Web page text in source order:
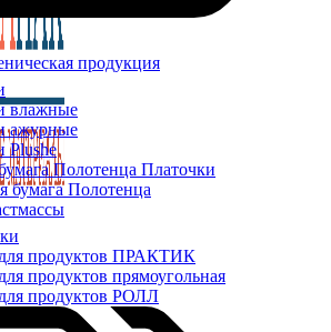
продукция
влажные
ажурные
Plushe
Полотенца Платочки
бумага Полотенца
продуктов ПРАКТИК
продуктов прямоугольная
продуктов РОЛЛ